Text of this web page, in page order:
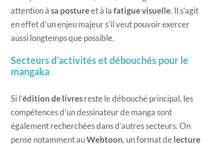
attention àsa postureet à lafatigue visuelle. Il s’agit
en effet d’un enjeu majeur s’il veut pouvoir exercer
aussi longtemps que possible.
Secteurs d’activités et débouchés pour le
mangaka
Si l’édition de livres reste le débouché principal, les
compétences d’un dessinateur de manga sont
également recherchées dans d’autres secteurs. On
pense notamment auWebtoon, un format de lecture